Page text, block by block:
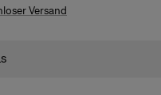
Versand